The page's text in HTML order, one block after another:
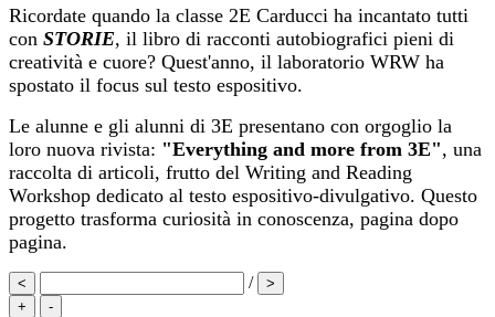
Ricordate quando la classe 2E Carducci ha incantato tutti
con STORIE, il libro di racconti autobiografici pieni di
creatività e cuore? Quest'anno, il laboratorio WRW ha
spostato il focus sul testo espositivo.
Le alunne e gli alunni di 3E presentano con orgoglio la
loro nuova rivista: "Everything and more from 3E", una
raccolta di articoli, frutto del Writing and Reading
Workshop dedicato al testo espositivo-divulgativo. Questo
progetto trasforma curiosità in conoscenza, pagina dopo
pagina.
< /
>
+
-